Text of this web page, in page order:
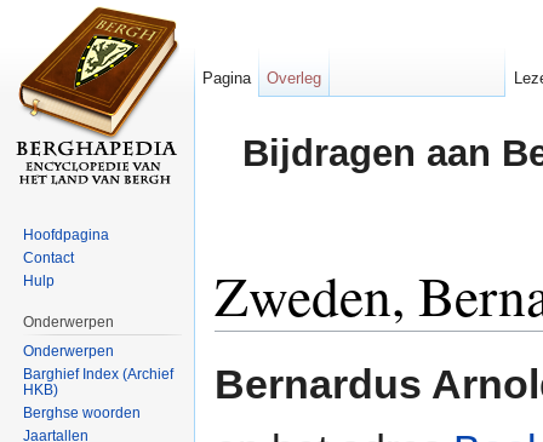
Bijdragen aan
Zweden,
Bernardus
Pagina Overleg
Hoofdpagina
Contact
Hulp
Onderwerpen
Onderwerpen
Barghief Index (Archief
HKB)
Berghse woorden
Jaartallen